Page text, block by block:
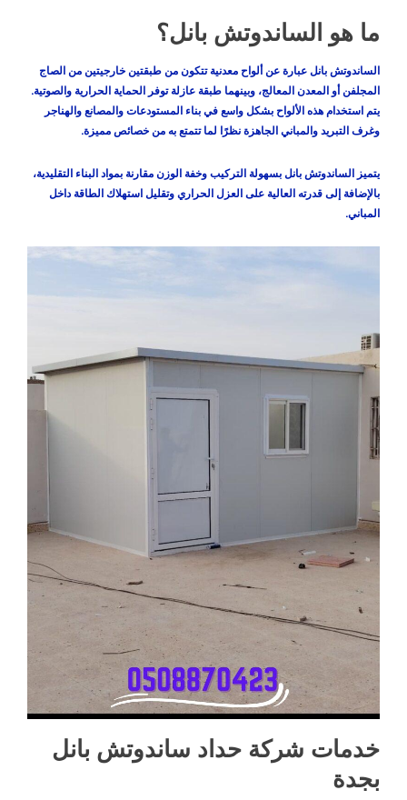
ما هو الساندوتش بانل؟
الساندوتش بانل عبارة عن ألواح معدنية تتكون من طبقتين خارجيتين من الصاج
المجلفن أو المعدن المعالج، وبينهما طبقة عازلة توفر الحماية الحرارية والصوتية.
يتم استخدام هذه الألواح بشكل واسع في بناء المستودعات والمصانع والهناجر
وغرف التبريد والمباني الجاهزة نظرًا لما تتمتع به من خصائص مميزة.
يتميز الساندوتش بانل بسهولة التركيب وخفة الوزن مقارنة بمواد البناء التقليدية،
بالإضافة إلى قدرته العالية على العزل الحراري وتقليل استهلاك الطاقة داخل
المباني.
خدمات شركة حداد ساندوتش بانل
بجدة